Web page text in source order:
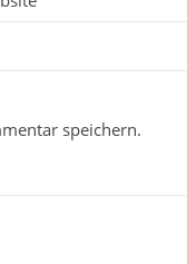
speichern.